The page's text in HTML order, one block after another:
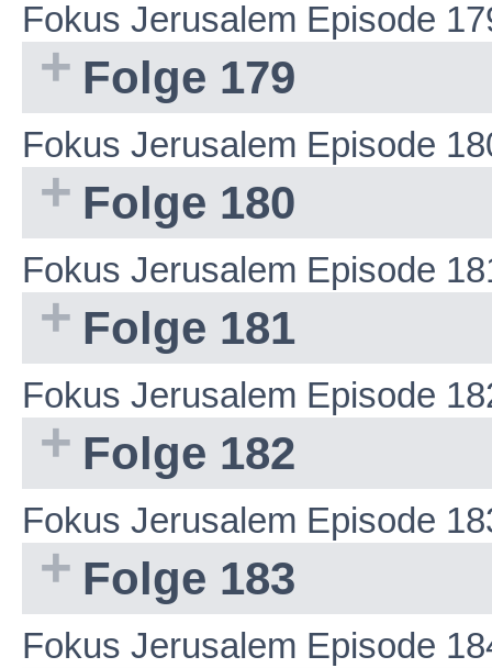
Fokus Jerusalem Episode
Folge 179
Fokus Jerusalem Episode
Folge 180
Fokus Jerusalem Episode
Folge 181
Fokus Jerusalem Episode
Folge 182
Fokus Jerusalem Episode
Folge 183
Fokus Jerusalem Episode